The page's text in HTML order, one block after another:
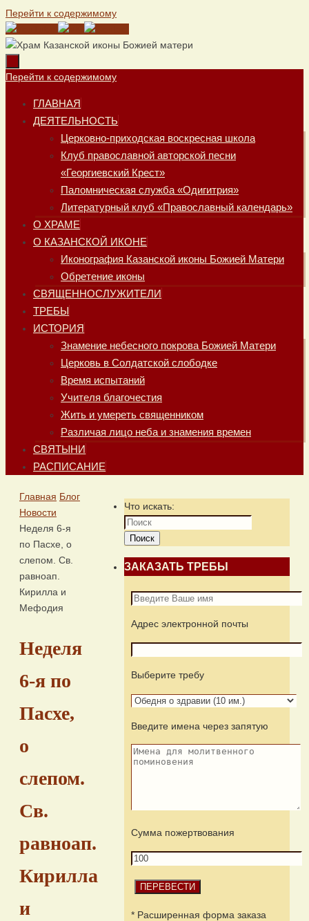
Перейти к содержимому
Перейти к содержимому
ГЛАВНАЯ
ДЕЯТЕЛЬНОСТЬ
Церковно-приходская воскресная школа
Клуб православной авторской песни
«Георгиевский Крест»
Паломническая служба «Одигитрия»
Литературный клуб «Православный календарь»
О ХРАМЕ
О КАЗАНСКОЙ ИКОНЕ
Иконография Казанской иконы Божией Матери
Обретение иконы
СВЯЩЕННОСЛУЖИТЕЛИ
ТРЕБЫ
ИСТОРИЯ
Знамение небесного покрова Божией Матери
Церковь в Солдатской слободке
Время испытаний
Учителя благочестия
Жить и умереть священником
Различая лицо неба и знамения времен
СВЯТЫНИ
РАСПИСАНИЕ
Главная Блог
Новости
Неделя 6-я
по Пасхе, о
слепом. Св.
равноап.
Кирилла и
Мефодия
Неделя
6-я по
Пасхе,
о
слепом.
Св.
равноап.
Кирилла
и
Что искать:
Поиск
ЗАКАЗАТЬ ТРЕБЫ
Адрес электронной почты
Выберите требу
Введите имена через запятую
Сумма пожертвования
* Расширенная форма заказа